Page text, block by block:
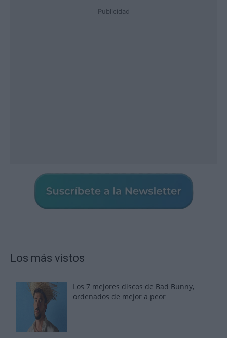
Publicidad
Los más vistos
Los 7 mejores discos de Bad Bunny,
ordenados de mejor a peor